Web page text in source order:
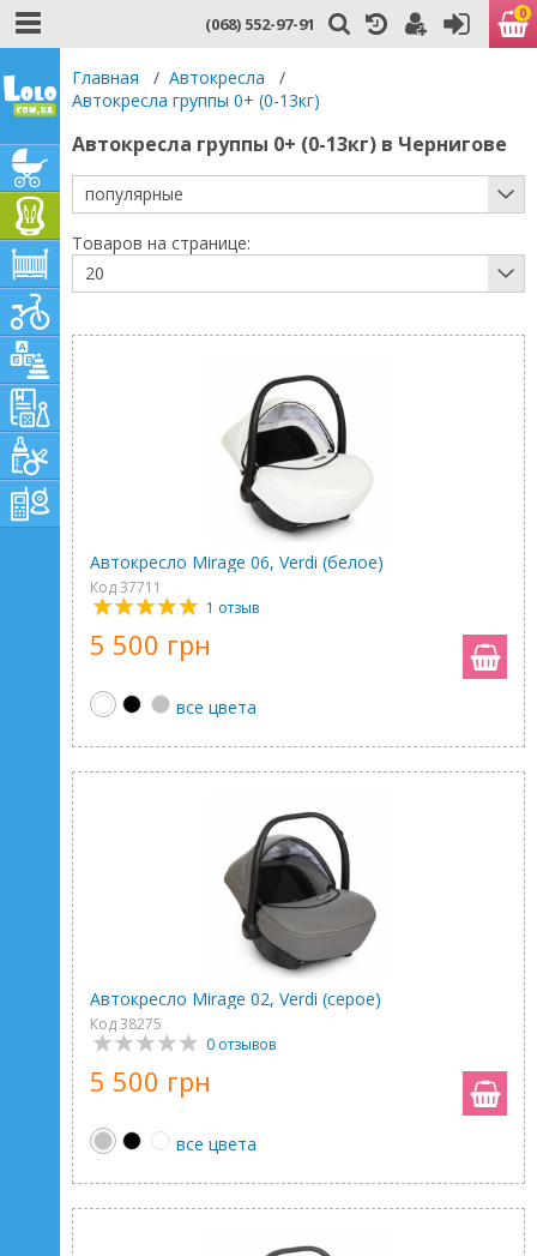
(068) 552-97-91 0
Главная / Автокресла
/
Автокресла группы 0+ (0-13кг)
Автокресла группы 0+ (0-13кг) в Чернигове
популярные
Товаров на странице:
20
Автокресло Mirage 06, Verdi (белое)
Код 37711
1 отзыв
5 500 грн
все цвета
Автокресло Mirage 02, Verdi (серое)
Код 38275
0 отзывов
5 500 грн
все цвета